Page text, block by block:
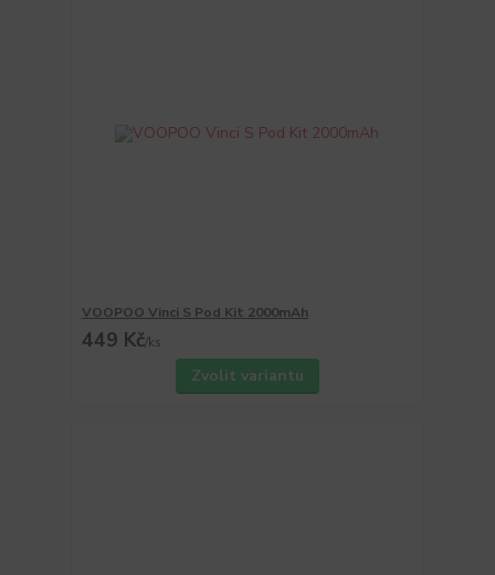
VOOPOO Vinci S Pod Kit 2000mAh
449 Kč/ks
Zvolit variantu